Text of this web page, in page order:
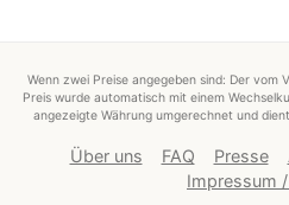
Wenn zwei Preise angegeben sind: Der
Preis wurde automatisch mit einem
angezeigte Währung umgerechnet und
Über uns FAQ Presse
Impressum /